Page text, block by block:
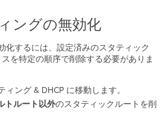
ングの無効化
化するには、設定済みのスタティック
を特定の順序で削除する必要がありま
ィング & DHCP に移動します。
トルート以外のスタティックルートを削